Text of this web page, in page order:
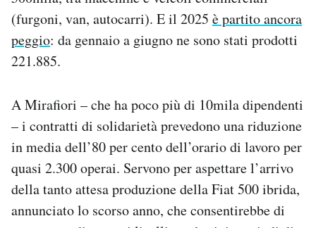
(furgoni, van, autocarri). E il 2025 è partito ancora
peggio: da gennaio a giugno ne sono stati prodotti
221.885.
A Mirafiori – che ha poco più di 10mila dipendenti
– i contratti di solidarietà prevedono una riduzione
in media dell’80 per cento dell’orario di lavoro per
quasi 2.300 operai. Servono per aspettare l’arrivo
della tanto attesa produzione della Fiat 500 ibrida,
annunciato lo scorso anno, che consentirebbe di